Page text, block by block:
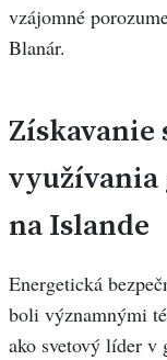
vzájomné
Blanár.
Získavanie
využívania
na Islande
Energetická
boli významnými
ako svetový líder v